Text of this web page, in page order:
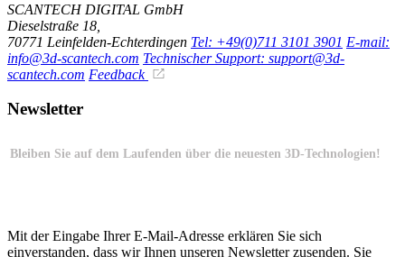
SCANTECH DIGITAL GmbH
Dieselstraße 18,
70771 Leinfelden-Echterdingen Tel: +49(0)711 3101 3901 E-mail:
info@3d-scantech.com Technischer Support: support@3d-
scantech.com Feedback
Newsletter